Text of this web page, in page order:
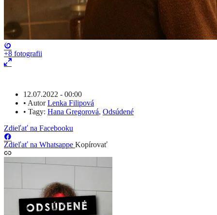
+8 fotografii
12.07.2022 - 00:00
• AutorLenka Filipová
• Tagy: Hana Gregorová, Odsúdené
Zdieľať na Facebooku
Zdieľať na Whatsappe Kopírovať